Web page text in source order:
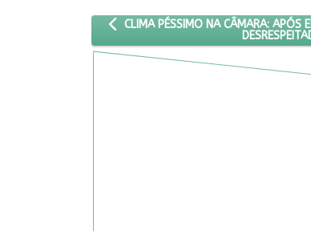
ARTIGO ANTERIOR: CLIMA PÉSSIMO NA
CLIMA PÉSSIMO NA CÂMARA: APÓS